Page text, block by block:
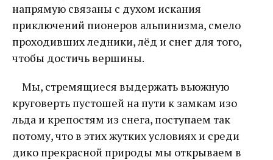
напрямую связаны с духом искания
приключений пионеров альпинизма, смело
проходивших ледники, лёд и снег для того,
чтобы достичь вершины.
Мы, стремящиеся выдержать вьюжную
круговерть пустошей на пути к замкам изо
льда и крепостям из снега, поступаем так
потому, что в этих жутких условиях и среди
дико прекрасной природы мы открываем в